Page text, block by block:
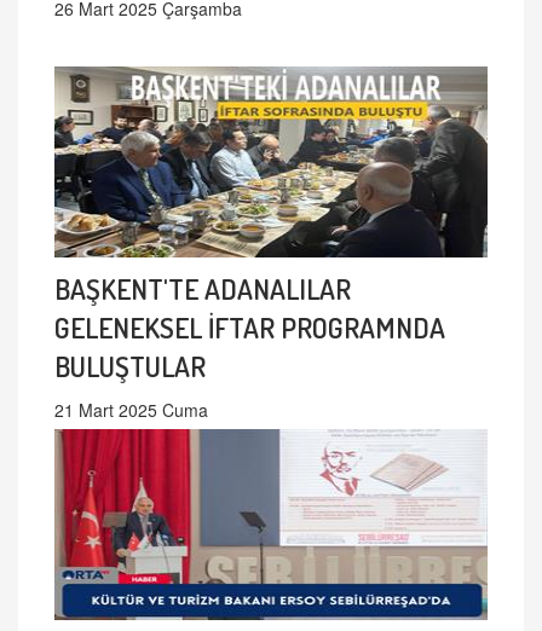
26 Mart 2025 Çarşamba
BAŞKENT'TE ADANALILAR
GELENEKSEL İFTAR PROGRAMNDA
BULUŞTULAR
21 Mart 2025 Cuma